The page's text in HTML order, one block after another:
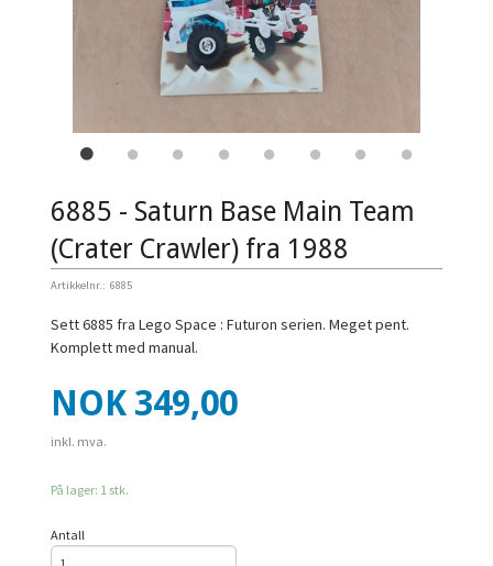
6885 - Saturn Base Main Team
(Crater Crawler) fra 1988
Artikkelnr.: 6885
Sett 6885 fra Lego Space : Futuron serien. Meget pent.
Komplett med manual.
Pris
NOK 349,00
inkl. mva.
På lager: 1 stk.
Antall